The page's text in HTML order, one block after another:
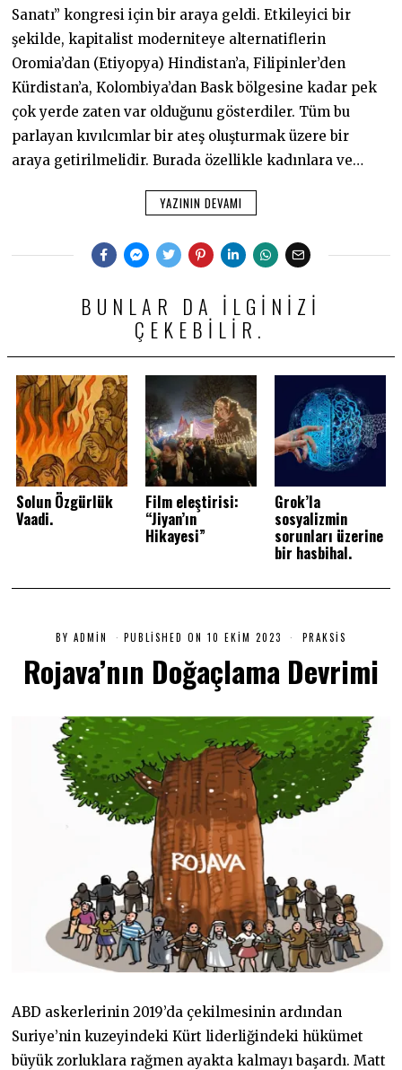
Sanatı” kongresi için bir araya geldi. Etkileyici bir
şekilde, kapitalist moderniteye alternatiflerin
Oromia’dan (Etiyopya) Hindistan’a, Filipinler’den
Kürdistan’a, Kolombiya’dan Bask bölgesine kadar pek
çok yerde zaten var olduğunu gösterdiler. Tüm bu
parlayan kıvılcımlar bir ateş oluşturmak üzere bir
araya getirilmelidir. Burada özellikle kadınlara ve…
YAZININ DEVAMI
BUNLAR DA ILGINIZI
ÇEKEBILIR.
Solun Özgürlük
Vaadi.
Film eleştirisi:
“Jiyan’ın
Hikayesi”
Grok’la
sosyalizmin
sorunları üzerine
bir hasbihal.
BY ADMIN PUBLISHED ON 10 EKIM 2023
2
0
2
3
PRAKSIS
Rojava’nın Doğaçlama Devrimi
ABD askerlerinin 2019’da çekilmesinin ardından
Suriye’nin kuzeyindeki Kürt liderliğindeki hükümet
büyük zorluklara rağmen ayakta kalmayı başardı. Matt